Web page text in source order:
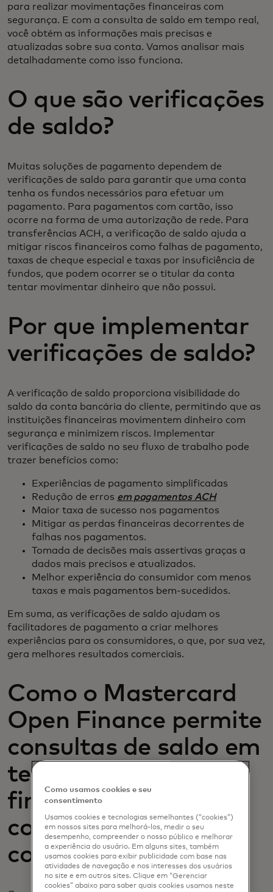
para realizar movimentações financeiras com
segurança. E com a consulta de saldo em tempo real,
você obtém as informações mais precisas e
atualizadas sobre sua conta. Vamos analisar mais
detalhadamente como isso funciona.
O que são verificações
de saldo?
Muitas soluções de pagamento dependem de
verificações de saldo para garantir que uma conta
tenha os fundos necessários para efetuar um
pagamento. Para pagamentos com cartão, isso
ocorre na forma de uma autorização de rede. Para
transferências ACH, a verificação de saldo ajuda a
mitigar riscos financeiros como falhas de pagamento,
taxas de cheque especial e taxas por insuficiência de
fundos, que podem ocorrer se o titular da conta
tentar movimentar dinheiro que não possui.
Por que implementar
verificações de saldo?
A verificação de saldo proporciona visibilidade do
saldo da conta bancária do cliente, permitindo que as
instituições financeiras movimentem dinheiro com
segurança e minimizem riscos. Implementar
verificações de saldo no seu fluxo de trabalho pode
trazer benefícios como:
Experiências de pagamento simplificadas
Redução de erros em pagamentos ACH
Maior taxa de sucesso nos pagamentos
Mitigar as perdas financeiras decorrentes de
falhas nos pagamentos.
Tomada de decisões mais assertivas graças a
dados mais precisos e atualizados.
Melhor experiência do consumidor com menos
taxas e mais pagamentos bem-sucedidos.
Em suma, as verificações de saldo ajudam os
facilitadores de pagamento a criar melhores
experiências para os consumidores, o que, por sua vez,
gera melhores resultados comerciais.
Como o Mastercard
Open Finance permite
consultas de saldo em
tempo real para um
financiamento de
contas simplificado e
com menor risco.
Como usamos cookies e seu
consentimento
Usamos cookies e tecnologias semelhantes (“cookies”)
em nossos sites para melhorá-los, medir o seu
desempenho, compreender o nosso público e melhorar
a experiência do usuário. Em alguns sites, também
usamos cookies para exibir publicidade com base nas
atividades de navegação e nos interesses dos usuários
no site e em outros sites. Clique em “Gerenciar
cookies” abaixo para saber quais cookies usamos neste